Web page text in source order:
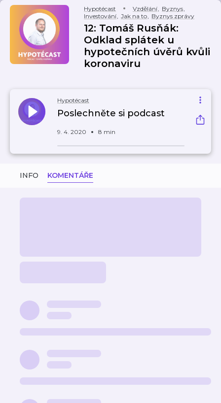
Hypotécast Vzdělání, Byznys,
Investování, Jak na to, Byznys zprávy
12: Tomáš Rusňák:
Odklad splátek u
hypotečních úvěrů kvůli
koronaviru
Hypotécast
Poslechněte si podcast
9. 4. 2020 8 min
INFO KOMENTÁŘE